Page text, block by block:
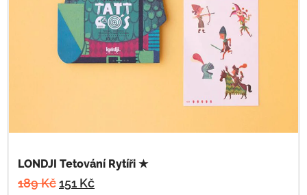
LONDJI Tetování Rytíři ★
189Kč151 Kč